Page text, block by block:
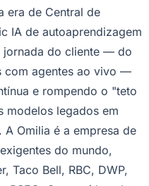
era de Central de
IA de autoaprendizagem
jornada do cliente — do
com agentes ao vivo —
e rompendo o "teto
modelos legados em
A Omilia é a empresa de
do mundo,
Taco Bell, RBC, DWP,